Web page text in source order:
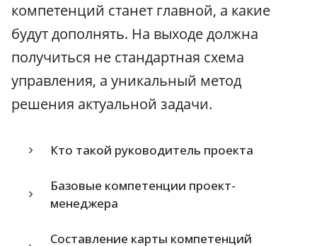
компетенций станет главной, а какие
будут дополнять. На выходе должна
получиться не стандартная схема
управления, а уникальный метод
решения актуальной задачи.
Кто такой руководитель проекта
Базовые компетенции проект-
менеджера
Составление карты компетенций